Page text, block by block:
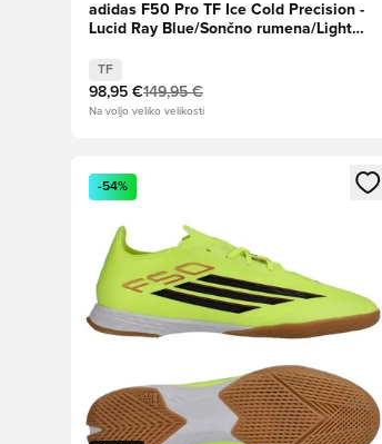
adidas F50 Pro TF Ice Cold Precision -
Lucid Ray Blue/Sončno rumena/Light
TF
98,95 €149,95 €
Na voljo veliko velikosti
Odpre Modal za prijavo ali vpis kot član
-54%